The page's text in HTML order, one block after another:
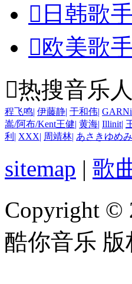
 日韩歌
欧美歌
热搜音乐人
程飞鸣| 伊藤静| 于和伟|
嵩/阿布/Kent王健| 黄海| Illinit|
利 | XXX| 周靖林| あさきゆめ
sitemap | 歌
Copyright ©
酷你音乐 版